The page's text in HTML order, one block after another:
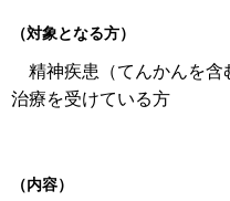
（対象となる方）
精神疾患（てんかんを含
治療を受けている方
（内容）